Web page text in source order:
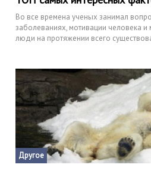
Во все времена ученых занимал
заболеваниях, мотивации человека и
люди на протяжении всего
Другое